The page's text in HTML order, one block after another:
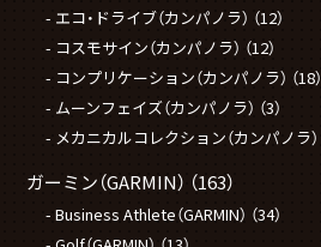
エコ・ドライブ（カンパノラ） （12）
コスモサイン（カンパノラ） （12）
コンプリケーション（カンパノラ） （18）
ムーンフェイズ（カンパノラ） （3）
メカニカルコレクション（カンパノラ）
ガーミン（GARMIN） （163）
Business Athlete（GARMIN） （34）